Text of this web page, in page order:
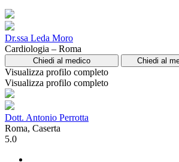
Dr.ssa Leda Moro
Cardiologia – Roma
Chiedi al medico Chiedi al
Visualizza profilo completo
Visualizza profilo completo
Dott. Antonio Perrotta
Roma, Caserta
5.0